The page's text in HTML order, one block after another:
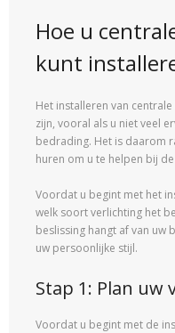
Hoe u
kunt
Het installeren van
zijn, vooral als u niet veel
bedrading. Het is daarom
huren om u te helpen bij
Voordat u begint met het
welk soort verlichting het
beslissing hangt af van uw
uw persoonlijke stijl.
Stap 1: Plan uw
Voordat u begint met de